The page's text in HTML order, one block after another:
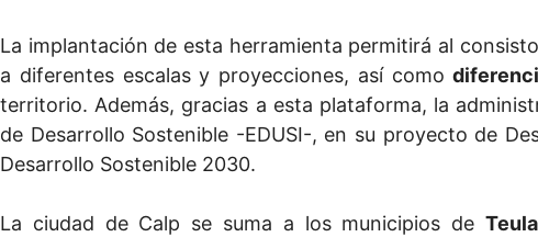
La implantación de esta herramienta permitirá al
a diferentes escalas y proyecciones, así como
territorio. Además, gracias a esta plataforma, la
de Desarrollo Sostenible -EDUSI-, en su proyecto de
Desarrollo Sostenible 2030.
La ciudad de Calp se suma a los municipios de